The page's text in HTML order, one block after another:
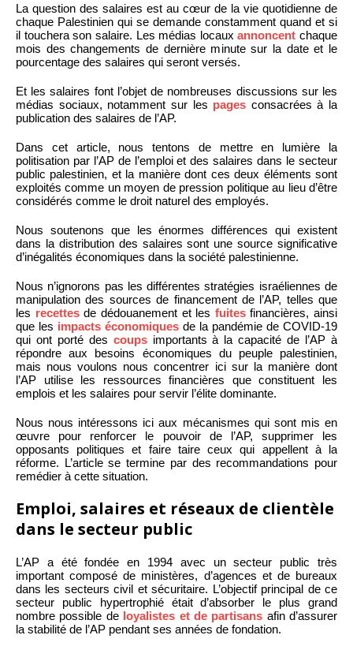
La question des salaires est au cœur de la vie quotidienne de
chaque Palestinien qui se demande constamment quand et si
il touchera son salaire. Les médias locauxannoncent chaque
mois des changements de dernière minute sur la date et le
pourcentage des salaires qui seront versés.
Et les salaires font l’objet de nombreuses discussions sur les
médias sociaux, notamment sur les pages consacrées à la
publication des salaires de l’AP.
Dans cet article, nous tentons de mettre en lumière la
politisation par l’AP de l’emploi et des salaires dans le secteur
public palestinien, et la manière dont ces deux éléments sont
exploités comme un moyen de pression politique au lieu d’être
considérés comme le droit naturel des employés.
Nous soutenons que les énormes différences qui existent
dans la distribution des salaires sont une source significative
d’inégalités économiques dans la société palestinienne.
Nous n’ignorons pas les différentes stratégies israéliennes de
manipulation des sources de financement de l’AP, telles que
les recettesde dédouanement et les fuitesfinancières, ainsi
que les impacts économiques de la pandémie de COVID-19
qui ont porté des coupsimportants à la capacité de l’AP à
répondre aux besoins économiques du peuple palestinien,
mais nous voulons nous concentrer ici sur la manière dont
l’AP utilise les ressources financières que constituent les
emplois et les salaires pour servir l’élite dominante.
Nous nous intéressons ici aux mécanismes qui sont mis en
œuvre pour renforcer le pouvoir de l’AP, supprimer les
opposants politiques et faire taire ceux qui appellent à la
réforme. L’article se termine par des recommandations pour
remédier à cette situation.
Emploi, salaires et réseaux de clientèle
dans le secteur public
L’AP a été fondée en 1994 avec un secteur public très
important composé de ministères, d’agences et de bureaux
dans les secteurs civil et sécuritaire. L’objectif principal de ce
secteur public hypertrophié était d’absorber le plus grand
nombre possible de loyalistes et de partisans afin d’assurer
la stabilité de l’AP pendant ses années de fondation.